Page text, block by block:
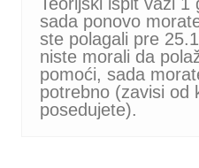
sada ponovo
ste polagali pre
niste morali da
pomoći, sada
potrebno (zavisi od
posedujete).